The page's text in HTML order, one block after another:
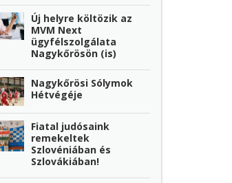
Új helyre költözik az
MVM Next
ügyfélszolgálata
Nagykőrösön (is)
Nagykőrösi Sólymok
Hétvégéje
Fiatal judósaink
remekeltek
Szlovéniában és
Szlovákiában!